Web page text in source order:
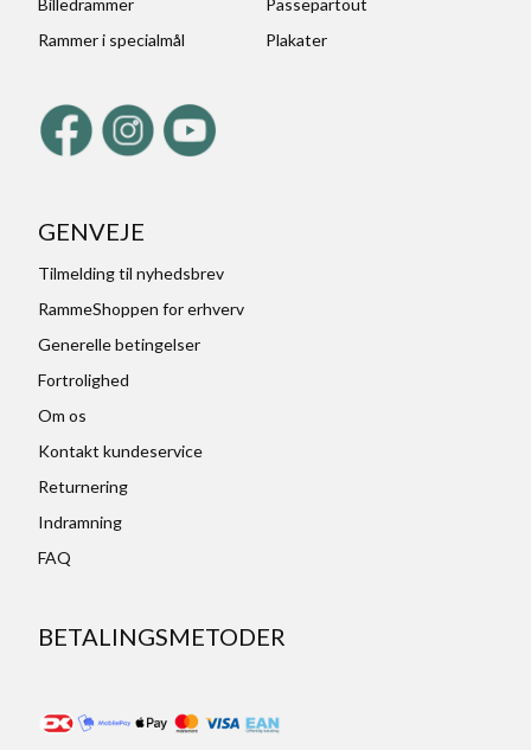
Billedrammer
Passepartout
Rammer i specialmål
Plakater
GENVEJE
Tilmelding til nyhedsbrev
RammeShoppen for erhverv
Generelle betingelser
Fortrolighed
Om os
Kontakt kundeservice
Returnering
Indramning
FAQ
BETALINGSMETODER